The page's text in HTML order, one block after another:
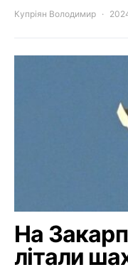
Купріян Володимир
На
літали